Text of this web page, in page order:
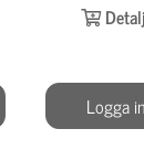
Logga